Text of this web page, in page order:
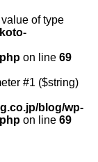
of type
on line 69
#1 ($string)
blog/wp-
on line 69